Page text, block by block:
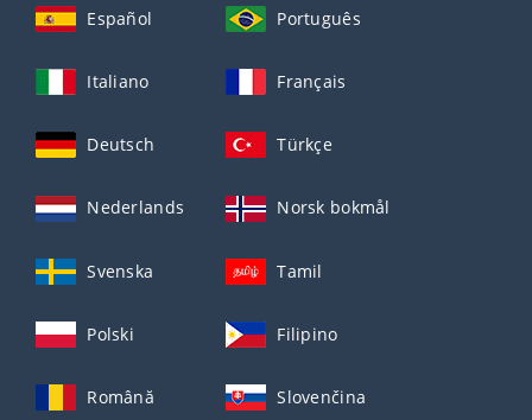
Español Português
Italiano Français
Deutsch Türkçe
Nederlands Norsk bokmål
Svenska Tamil
Polski Filipino
Română Slovenčina